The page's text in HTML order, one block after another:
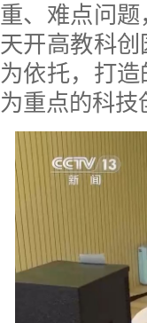
重、难点问
天开高教科
为依托，打
为重点的科技